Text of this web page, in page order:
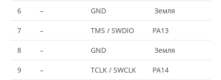
6 – GND Земля
7 – TMS / SWDIO PA13
8 – GND Земля
9 – TCLK / SWCLK PA14